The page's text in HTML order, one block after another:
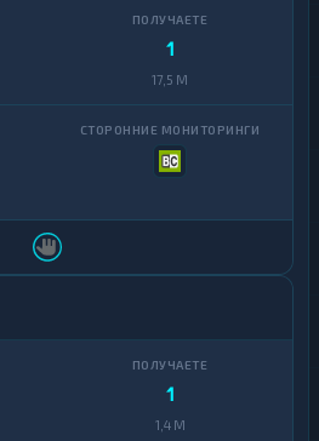
1
17,5 M
1
1,4 M